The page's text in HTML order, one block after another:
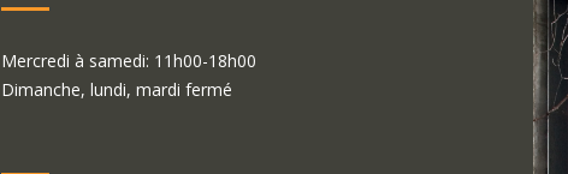
Mercredi à samedi: 11h00-18h00
Dimanche, lundi, mardi fermé